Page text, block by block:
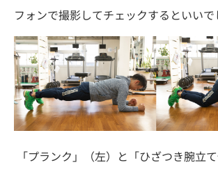
フォンで撮影してチェックするといいで
「プランク」（左）と「ひざつき腕立